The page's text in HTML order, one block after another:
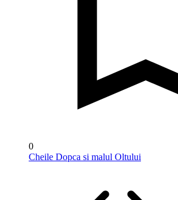
0
Cheile Dopca si malul Oltului